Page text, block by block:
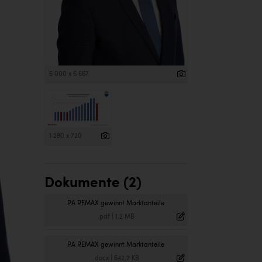
5 000 x 6 667
1 280 x 720
Dokumente (2)
PA REMAX gewinnt Marktanteile
.pdf 1,2 MB
PA REMAX gewinnt Marktanteile
.docx| 642,2 KB